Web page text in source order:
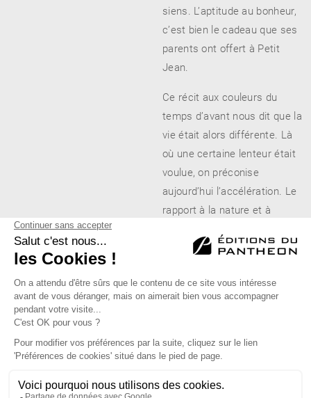
siens. L’aptitude au bonheur,
c’est bien le cadeau que ses
parents ont offert à Petit
Jean.
Ce récit aux couleurs du
temps d’avant nous dit que la
vie était alors différente. Là
où une certaine lenteur était
voulue, on préconise
aujourd’hui l’accélération. Le
rapport à la nature et à
modifié.
Éditions du Panthéon - 12, rue Antoine Bourdelle
75015 Paris
01 43 71 14 72